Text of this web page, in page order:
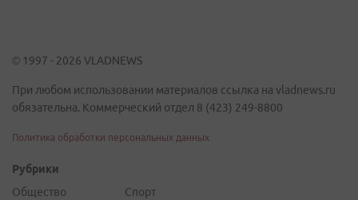
© 1997 - 2026 VLADNEWS
При любом использовании материалов ссылка на vladnews.ru
обязательна. Коммерческий отдел 8 (423) 249-8800
Политика обработки персональных данных
Рубрики
Общество
Спорт